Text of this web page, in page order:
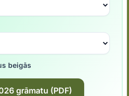
beigās
grāmatu (PDF)